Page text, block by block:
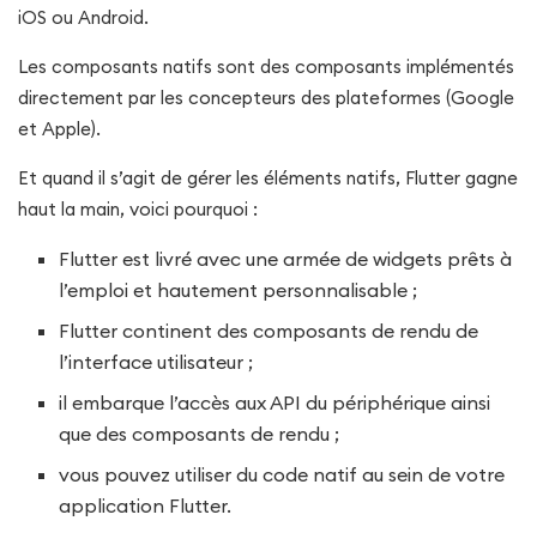
iOS ou Android.
Les composants natifs sont des composants implémentés
directement par les concepteurs des plateformes (Google
et Apple).
Et quand il s’agit de gérer les éléments natifs, Flutter gagne
haut la main, voici pourquoi :
Flutter est livré avec une armée de widgets prêts à
l’emploi et hautement personnalisable ;
Flutter continent des composants de rendu de
l’interface utilisateur ;
il embarque l’accès aux API du périphérique ainsi
que des composants de rendu ;
vous pouvez utiliser du code natif au sein de votre
application Flutter.